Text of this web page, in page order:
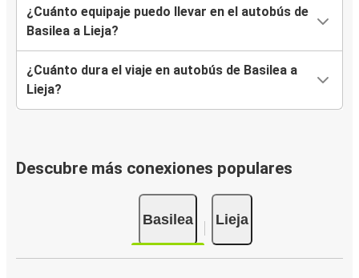
¿Cuánto equipaje puedo llevar en el autobús de
Basilea a Lieja?
¿Cuánto dura el viaje en autobús de Basilea a
Lieja?
Descubre más conexiones populares
Basilea Lieja